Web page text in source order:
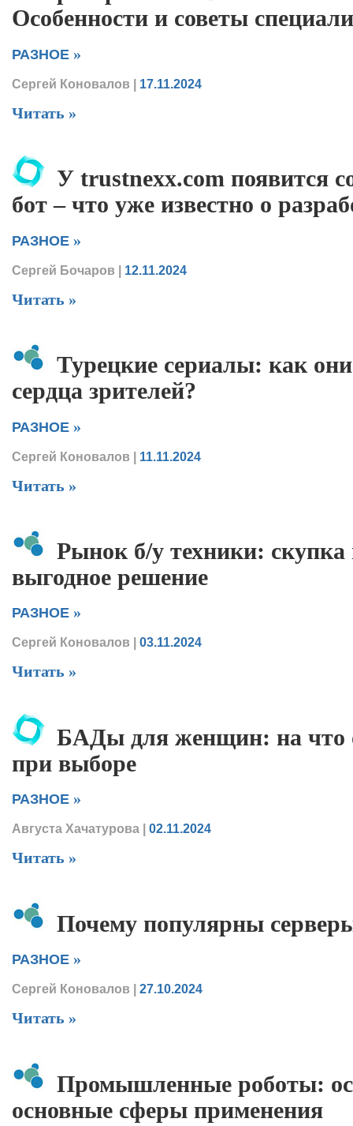
Особенности и советы
РАЗНОЕ »
Сергей Коновалов | 17.11.2024
Читать »
У trustnexx.com появится
бот – что уже известно о
РАЗНОЕ »
Сергей Бочаров | 12.11.2024
Читать »
Турецкие сериалы: как
сердца зрителей?
РАЗНОЕ »
Сергей Коновалов | 11.11.2024
Читать »
Рынок б/у техники: скупка
выгодное решение
РАЗНОЕ »
Сергей Коновалов 03.11.2024
Читать »
БАДы для женщин: на что
при выборе
РАЗНОЕ »
Августа Хачатурова 02.11.2024
Читать »
Почему популярны
РАЗНОЕ »
Сергей Коновалов 27.10.2024
Читать »
Промышленные роботы:
основные сферы применения